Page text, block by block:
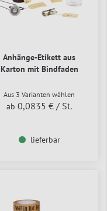
Anhänge-Etikett aus
Karton mit Bindfaden
Aus 3 Varianten wählen
ab 0,0835 € / St.
lieferbar